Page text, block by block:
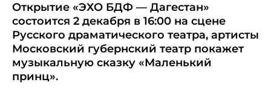
Открытие «ЭХО БДФ — Дагестан»
состоится 2 декабря в 16:00 на сцене
Русского драматического театра, артисты
Московский губернский театр покажет
музыкальную сказку «Маленький
принц».